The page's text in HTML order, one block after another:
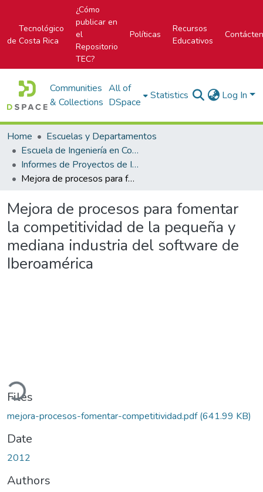
Tecnológico
de Costa Rica
¿Cómo
publicar en
el
Repositorio
TEC?
Políticas
Recursos
Educativos
Communities
& Collections
All of
DSpace
Statistics Log In
Home
Escuelas y Departamentos
Escuela de Ingeniería en Computación
Informes de Proyectos de Investigación
Mejora de procesos para fomentar la competitividad de la pequeña y mediana industria del software de Iberoamérica
Mejora de procesos para fomentar
la competitividad de la pequeña y
mediana industria del software de
Iberoamérica
Files
mejora-procesos-fomentar-competitividad.pdf(641.99 KB)
Date
2012
Authors